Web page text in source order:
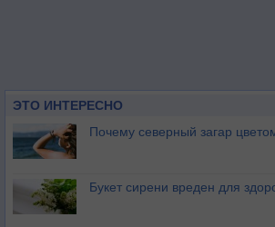
ЭТО ИНТЕРЕСНО
Почему северный загар
Букет сирени вреден для